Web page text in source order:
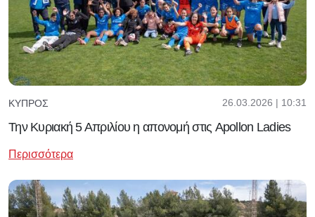
ΚΎΠΡΟΣ 26.03.2026 | 10:31
Την Κυριακή 5 Απριλίου η απονομή στις Apollon Ladies
Περισσότερα